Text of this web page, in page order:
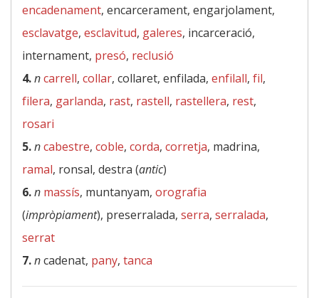
encadenament, encarcerament, engarjolament,
esclavatge, esclavitud, galeres, incarceració,
internament, presó, reclusió
4.ncarrell, collar, collaret, enfilada, enfilall, fil,
filera, garlanda, rast, rastell, rastellera, rest,
rosari
5.ncabestre, coble, corda, corretja, madrina,
ramal, ronsal, destra (antic)
6.n massís, muntanyam, orografia
(impròpiament), preserralada, serra, serralada,
serrat
7.ncadenat, pany, tanca